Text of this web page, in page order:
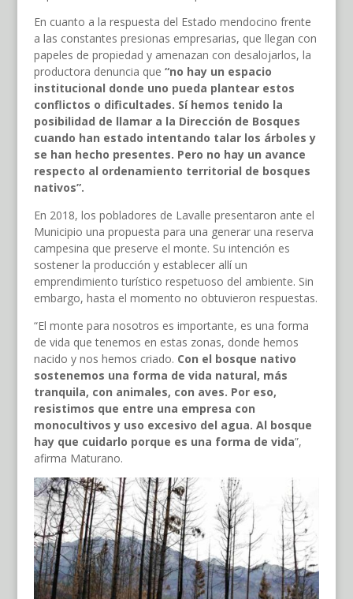
En cuanto a la respuesta del Estado mendocino frente
a las constantes presionas empresarias, que llegan con
papeles de propiedad y amenazan con desalojarlos, la
productora denuncia que “no hay un espacio
institucional donde uno pueda plantear estos
conflictos o dificultades. Sí hemos tenido la
posibilidad de llamar a la Dirección de Bosques
cuando han estado intentando talar los árboles y
se han hecho presentes. Pero no hay un avance
respecto al ordenamiento territorial de bosques
nativos”.
En 2018, los pobladores de Lavalle presentaron ante el
Municipio una propuesta para una generar una reserva
campesina que preserve el monte. Su intención es
sostener la producción y establecer allí un
emprendimiento turístico respetuoso del ambiente. Sin
embargo, hasta el momento no obtuvieron respuestas.
“El monte para nosotros es importante, es una forma
de vida que tenemos en estas zonas, donde hemos
nacido y nos hemos criado. Con el bosque nativo
sostenemos una forma de vida natural, más
tranquila, con animales, con aves. Por eso,
resistimos que entre una empresa con
monocultivos y uso excesivo del agua. Al bosque
hay que cuidarlo porque es una forma de vida”,
afirma Maturano.